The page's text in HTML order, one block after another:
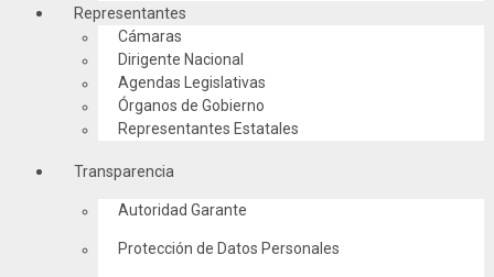
Representantes
Cámaras
Dirigente Nacional
Agendas Legislativas
Órganos de Gobierno
Representantes Estatales
Transparencia
Autoridad Garante
Protección de Datos Personales